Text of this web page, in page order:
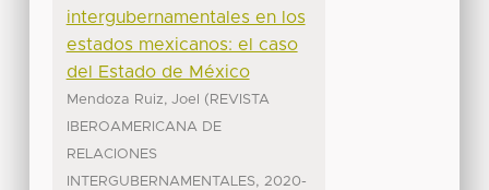
intergubernamentales en los
estados mexicanos: el caso
del Estado de México
Mendoza Ruiz, Joel ( REVISTA
IBEROAMERICANA DE
RELACIONES
INTERGUBERNAMENTALES, 2020-